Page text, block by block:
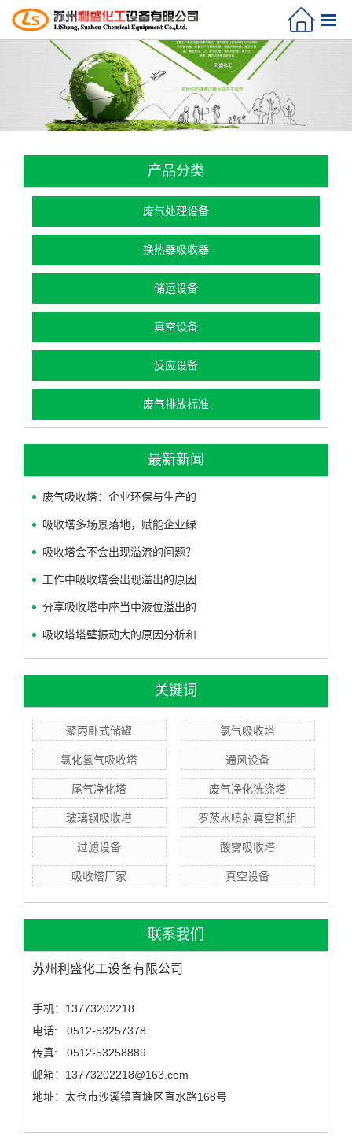
产品分类
废气处理设备
换热器吸收器
储运设备
真空设备
反应设备
废气排放标准
最新新闻
废气吸收塔：企业环保与生产的
吸收塔多场景落地，赋能企业绿
吸收塔会不会出现溢流的问题？
工作中吸收塔会出现溢出的原因
分享吸收塔中座当中液位溢出的
吸收塔塔壁振动大的原因分析和
关键词
聚丙卧式储罐 氯气吸收塔
氯化氢气吸收塔 通风设备
尾气净化塔 废气净化洗涤塔
玻璃钢吸收塔 罗茨水喷射真空机组
过滤设备 酸雾吸收塔
吸收塔厂家 真空设备
联系我们
苏州利盛化工设备有限公司
手机：13773202218
电话: 0512-53257378
传真: 0512-53258889
邮箱：13773202218@163.com
地址：太仓市沙溪镇直塘区直水路168号